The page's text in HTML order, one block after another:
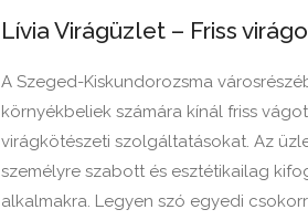
Lívia Virágüzlet – Friss
A Szeged-Kiskundorozsma
környékbeliek számára kínál friss
virágkötészeti szolgáltatásokat. Az
személyre szabott és esztétikailag
alkalmakra. Legyen szó egyedi